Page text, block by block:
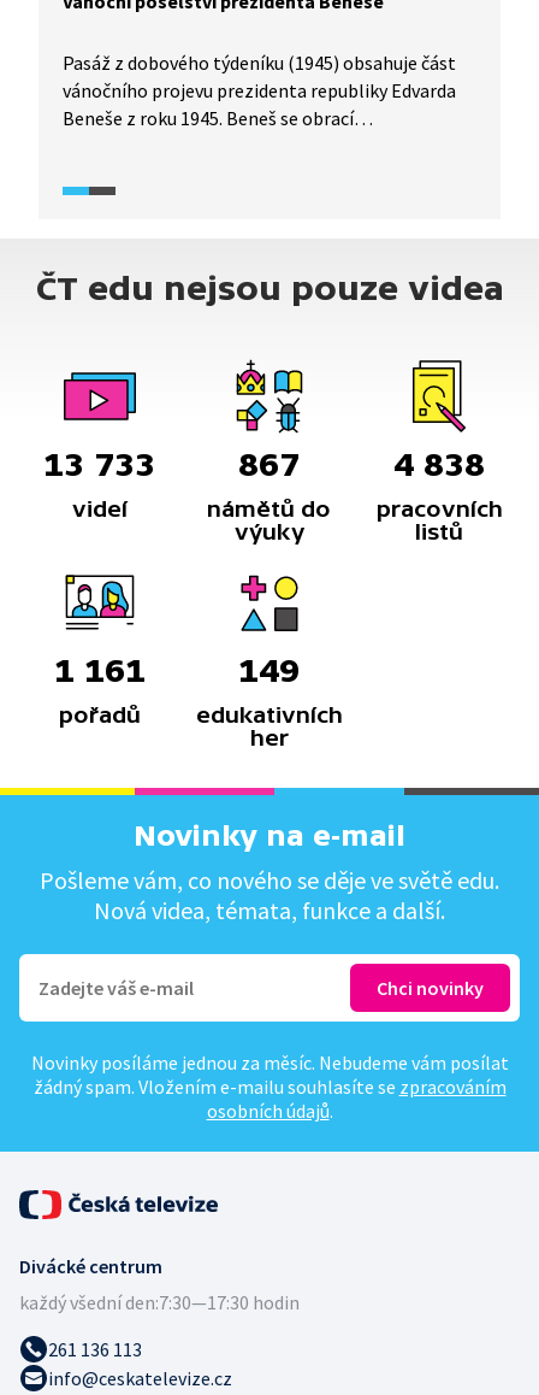
Pasáž z dobového týdeníku (1945) obsahuje část
vánočního projevu prezidenta republiky Edvarda
Beneše z roku 1945. Beneš se obrací
zamyšlení, tak výzvu do budoucna. Snaží se občany
v duchu umírněného optimismu, víry v budoucnost
a mravní odpovědnosti za další vývoj národa. Zdroj:
ČT edu nejsou pouze videa
13 733
videí
867
námětů do
výuky
4 838
pracovních
listů
1 161
pořadů
149
edukativních
her
Novinky na e-mail
Pošleme vám, co nového se děje ve světě edu.
Nová videa, témata, funkce a další.
Novinky posíláme jednou za měsíc. Nebudeme vám posílat
žádný spam. Vložením e-mailu souhlasíte se zpracováním
osobních údajů.